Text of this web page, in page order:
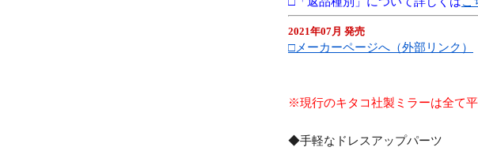
2021年07月 発売
□メーカーページへ（外部リンク）
※現行のキタコ社製ミラーは全て平
◆手軽なドレスアップパーツ